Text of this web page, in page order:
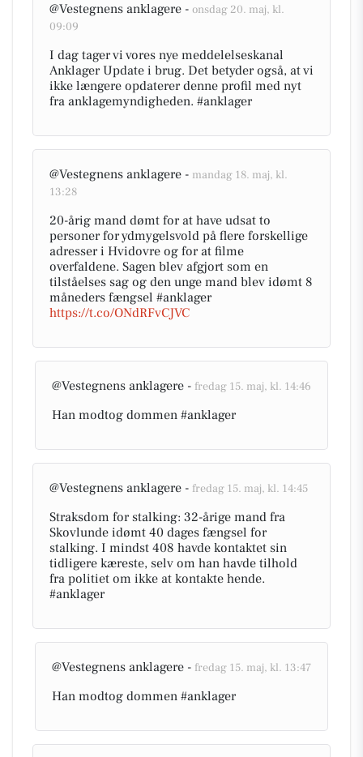
@Vestegnens anklagere - onsdag 20. maj, kl.
09:09
I dag tager vi vores nye meddelelseskanal
Anklager Update i brug. Det betyder også, at vi
ikke længere opdaterer denne profil med nyt
fra anklagemyndigheden. #anklager
@Vestegnens anklagere - mandag 18. maj, kl.
13:28
20-årig mand dømt for at have udsat to
personer for ydmygelsvold på flere forskellige
adresser i Hvidovre og for at filme
overfaldene. Sagen blev afgjort som en
tilståelses sag og den unge mand blev idømt 8
måneders fængsel #anklager
https://t.co/ONdRFvCJVC
@Vestegnens anklagere - fredag 15. maj, kl. 14:46
Han modtog dommen #anklager
@Vestegnens anklagere - fredag 15. maj, kl. 14:45
Straksdom for stalking: 32-årige mand fra
Skovlunde idømt 40 dages fængsel for
stalking. I mindst 408 havde kontaktet sin
tidligere kæreste, selv om han havde tilhold
fra politiet om ikke at kontakte hende.
#anklager
@Vestegnens anklagere - fredag 15. maj, kl. 13:47
Han modtog dommen #anklager